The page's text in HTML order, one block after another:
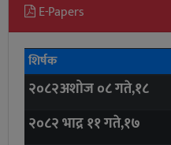
E-Papers
शिर्षक
२०८२अशोज ०८ गते,१८
२०८२ भाद्र ११ गते,१७